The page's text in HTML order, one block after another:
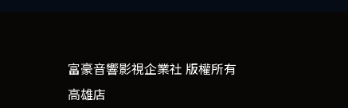
富豪音響影視企業社 版權所有
高雄店